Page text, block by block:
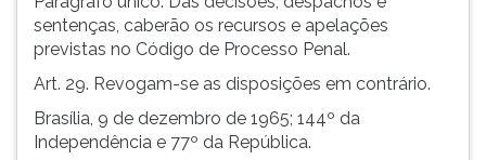
sentenças, caberão os recursos e apelações
previstas no Código de Processo Penal.
Art. 29. Revogam-se as disposições em contrário.
Brasília, 9 de dezembro de 1965; 144º da
Independência e 77º da República.